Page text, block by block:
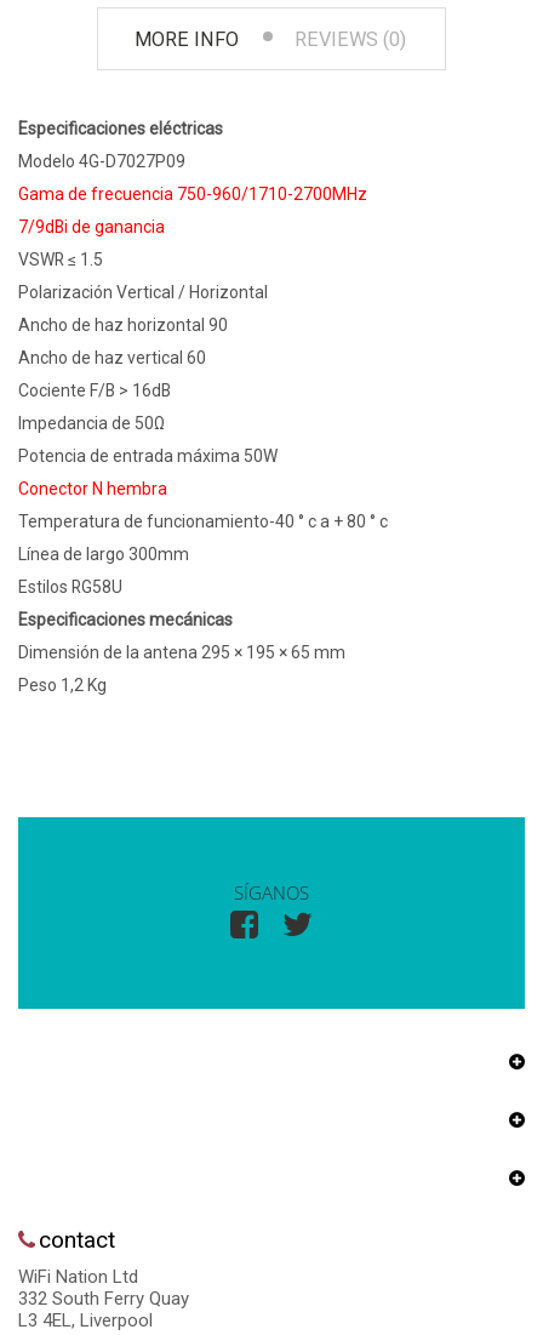
MORE INFO REVIEWS (0)
Especificaciones eléctricas
Modelo 4G-D7027P09
Gama de frecuencia 750-960/1710-2700MHz
7/9dBi de ganancia
VSWR ≤ 1.5
Polarización Vertical / Horizontal
Ancho de haz horizontal 90
Ancho de haz vertical 60
Cociente F/B > 16dB
Impedancia de 50Ω
Potencia de entrada máxima 50W
Conector N hembra
Temperatura de funcionamiento-40 ° c a + 80 ° c
Línea de largo 300mm
Estilos RG58U
Especificaciones mecánicas
Dimensión de la antena 295 × 195 × 65 mm
Peso 1,2 Kg
SÍGANOS
contact
WiFi Nation Ltd
332 South Ferry Quay
L3 4EL, Liverpool